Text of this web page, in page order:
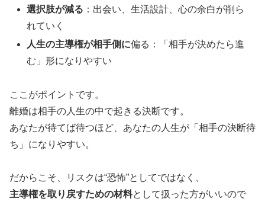
選択肢が減る ：出会い、生活設計、心の余白が削ら
れていく
人生の主導権が相手側に偏る：「相手が決めたら進
む」形になりやすい
ここがポイントです。
離婚は相手の人生の中で起きる決断です。
あなたが待てば待つほど、あなたの人生が「相手の決断待
ち」になりやすい。
だからこそ、リスクは“恐怖”としてではなく、
主導権を取り戻すための材料として扱った方がいいので